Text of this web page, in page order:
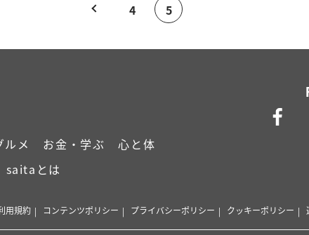
4 5
ルメ お金・学ぶ
心と体
saitaとは
用規約 コンテンツポリシー プライバシーポリシー クッキーポリシー